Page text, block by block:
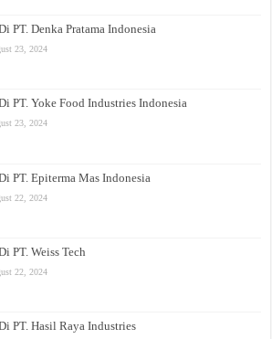
PT. Denka Pratama Indonesia
23, 2024
PT. Yoke Food Industries Indonesia
23, 2024
PT. Epiterma Mas Indonesia
22, 2024
PT. Weiss Tech
22, 2024
PT. Hasil Raya Industries